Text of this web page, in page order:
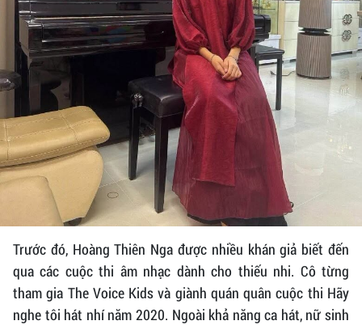
Trước đó, Hoàng Thiên Nga được nhiều khán giả biết đến
qua các cuộc thi âm nhạc dành cho thiếu nhi. Cô từng
tham gia The Voice Kids và giành quán quân cuộc thi Hãy
nghe tôi hát nhí năm 2020. Ngoài khả năng ca hát, nữ sinh